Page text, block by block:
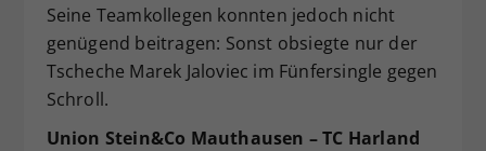
Seine Teamkollegen konnten jedoch nicht
genügend beitragen: Sonst obsiegte nur der
Tscheche Marek Jaloviec im Fünfersingle gegen
Schroll.
Union Stein&Co Mauthausen – TC Harland